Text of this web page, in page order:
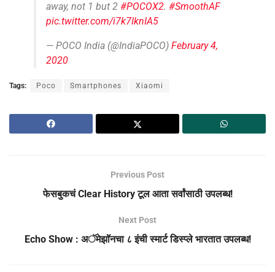
away, not 1 but 2 #POCOX2. #SmoothAF
pic.twitter.com/i7k7IknIA5
— POCO India (@IndiaPOCO) February 4,
2020
Tags: Poco Smartphones Xiaomi
Previous Post
फेसबुकचं Clear History टूल आता सर्वांसाठी उपलब्ध!
Next Post
Echo Show : अॅमेझॉनचा ८ इंची स्मार्ट डिस्प्ले भारतात उपलब्ध!